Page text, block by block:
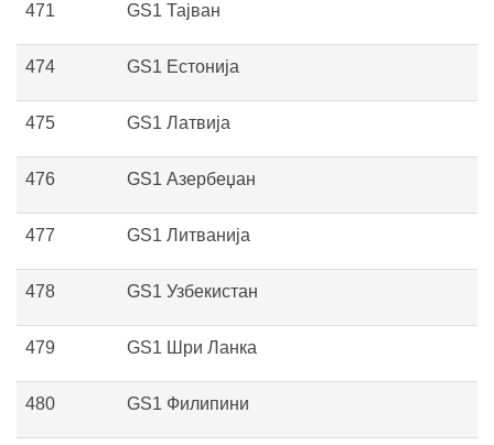
471 GS1 Тајван
474 GS1 Естонија
475 GS1 Латвија
476 GS1 Азербеџан
477 GS1 Литванија
478 GS1 Узбекистан
479 GS1 Шри Ланка
480 GS1 Филипини